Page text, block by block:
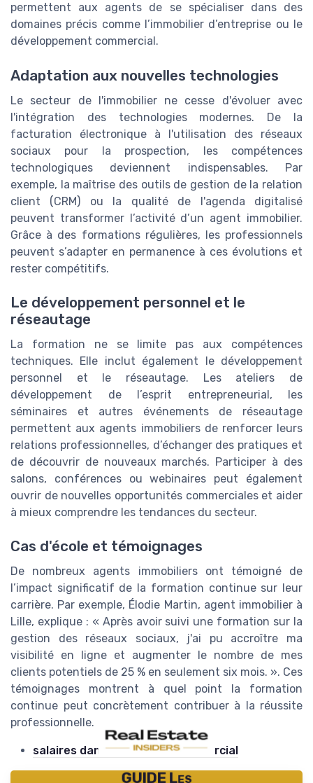
permettent aux agents de se spécialiser dans des
domaines précis comme l’immobilier d’entreprise ou le
développement commercial.
Adaptation aux nouvelles technologies
Le secteur de l'immobilier ne cesse d'évoluer avec
l'intégration des technologies modernes. De la
facturation électronique à l'utilisation des réseaux
sociaux pour la prospection, les compétences
technologiques deviennent indispensables. Par
exemple, la maîtrise des outils de gestion de la relation
client (CRM) ou la qualité de l'agenda digitalisé
peuvent transformer l’activité d’un agent immobilier.
Grâce à des formations régulières, les professionnels
peuvent s’adapter en permanence à ces évolutions et
rester compétitifs.
Le développement personnel et le
réseautage
La formation ne se limite pas aux compétences
techniques. Elle inclut également le développement
personnel et le réseautage. Les ateliers de
développement de l’esprit entrepreneurial, les
séminaires et autres événements de réseautage
permettent aux agents immobiliers de renforcer leurs
relations professionnelles, d’échanger des pratiques et
de découvrir de nouveaux marchés. Participer à des
salons, conférences ou webinaires peut également
ouvrir de nouvelles opportunités commerciales et aider
à mieux comprendre les tendances du secteur.
Cas d'école et témoignages
De nombreux agents immobiliers ont témoigné de
l’impact significatif de la formation continue sur leur
carrière. Par exemple, Élodie Martin, agent immobilier à
Lille, explique : « Après avoir suivi une formation sur la
gestion des réseaux sociaux, j'ai pu accroître ma
visibilité en ligne et augmenter le nombre de mes
clients potentiels de 25 % en seulement six mois. ». Ces
témoignages montrent à quel point la formation
continue peut concrètement contribuer à la réussite
professionnelle.
salaires dans l'immobilier commercial
GUIDE Les